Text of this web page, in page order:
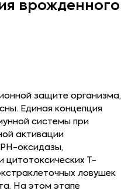
врожденного
защите организма,
Единая концепция
системы при
активации
оксидазы,
цитотоксических Т-
ловушек
На этом этапе